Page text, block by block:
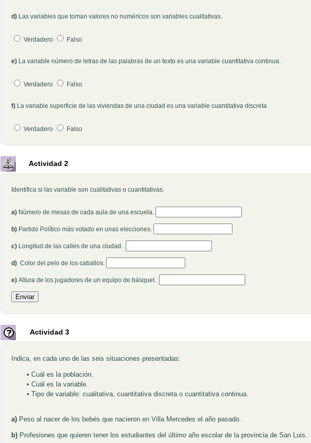
Pregunta 4
d)Las variables que toman valores no numéricos son variables cualitativas.
Verdadero Falso
Pregunta 5
e)La variable número de letras de las palabras de un texto es una variable cuantitativa continua.
Verdadero Falso
Pregunta 6
f)La variable superficie de las viviendas de una ciudad es una variable cuantitativa discreta
Verdadero Falso
Actividad 2
Identifica si las variable son cualitativas o cuantitativas.
a)Número de mesas de cada aula de una escuela.
b)Partido Político más votado en unas elecciones.
c)Longitud de las calles de una ciudad.
d) Color del pelo de los caballos.
e) Altura de los jugadores de un equipo de básquet.
Actividad 3
Indica, en cada uno de las seis situaciones presentadas:
• Cuál es la población.
• Cuál es la variable.
• Tipo de variable: cualitativa, cuantitativa discreta o cuantitativa continua.
a)Peso al nacer de los bebés que nacieron en Villa Mercedes el año pasado.
b)Profesiones que quieren tener los estudiantes del último año escolar de la provincia de San Luis.